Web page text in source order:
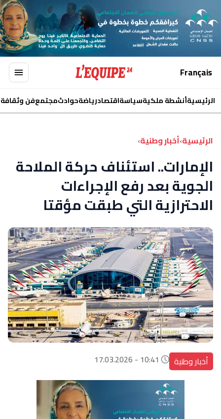
Français
الرئيسيةأنشطة ملكيةسياسةاقتصادرياضةحوادثمجتمعفن وثقافة
الرئيسية›أخبار وطنية›
الإمارات.. استئناف حركة الملاحة
الجوية بعد رفع الإجراءات
الاحترازية التي طبقت مؤقتا
أخبار وطنية